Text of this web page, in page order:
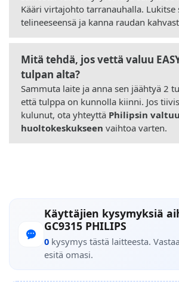
Kääri virtajohto tarranauhalla. Lukitse
telineeseensä ja kanna raudan
Mitä tehdä, jos vettä valuu
tulpan alta?
Sammuta laite ja anna sen jäähtyä 2
että tulppa on kunnolla kiinni. Jos
kulunut, ota yhteyttä Philipsin
huoltokeskukseen vaihtoa varten.
Käyttäjien kysymyksiä
GC9315 PHILIPS
0 kysymys tästä laitteesta.
esitä omasi.